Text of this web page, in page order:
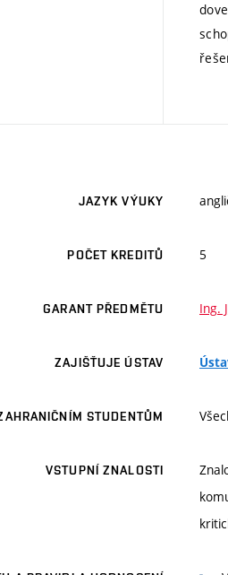
JAZYK VÝUKY
POČET KREDITŮ 5
GARANT PŘEDMĚTU Ing.
ZAJIŠŤUJE ÚSTAV
STUDENTŮM
VSTUPNÍ ZNALOSTI